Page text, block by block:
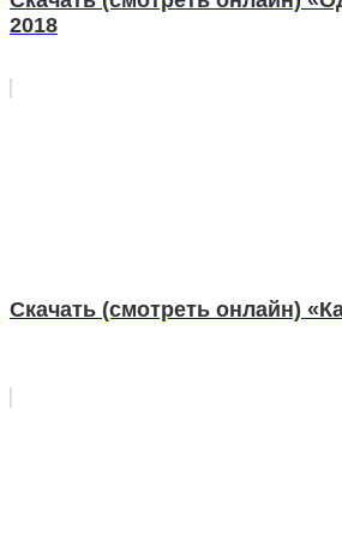
2018
Скачать (смотреть онлайн)